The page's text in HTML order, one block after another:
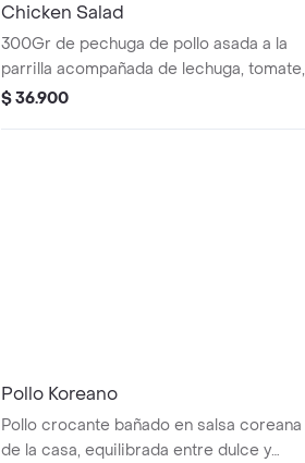
Chicken Salad
300Gr de pechuga de pollo asada a la
parrilla acompañada de lechuga, tomate,
maiz tierno, zanahoria, maduritos fritos y
$ 36.900
Pollo Koreano
Pollo crocante bañado en salsa coreana
de la casa, equilibrada entre dulce y